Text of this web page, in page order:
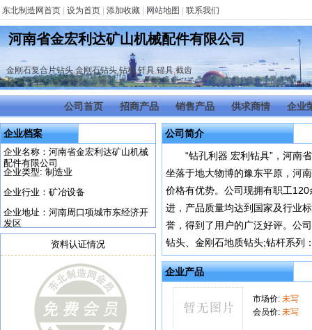
东北制造网首页 设为首页 添加收藏 网站地图 联系我们
河南省金宏利达矿山机械配件有限公司
金刚石复合片钻头,金刚石钻头,钻杆,钎具,锚具,截齿
公司首页 招商产品 销售产品 供求商情 企业
企业档案
企业名称：河南省金宏利达矿山机械
配件有限公司
企业类型: 制造业
企业行业：矿冶设备
企业地址：河南周口项城市东经济开
发区
资料认证情况
公司简介
“钻孔利器 宏利钻具”，河南
坐落于地大物博的豫东平原，河
价格有优势。公司现拥有职工
进，产品质量均达到国家及行业
誉，得到了用户的广泛好评。公
钻头、金刚石地质钻头;钻杆系列
企业产品
市场价: 未写
会员价: 未写